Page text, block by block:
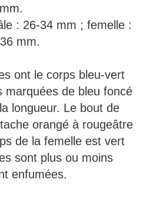
mm.
: 26-34 mm ; femelle :
mm.
ont le corps bleu-vert
marquées de bleu foncé
longueur. Le bout de
orangé à rougeâtre
de la femelle est vert
sont plus ou moins
enfumées.